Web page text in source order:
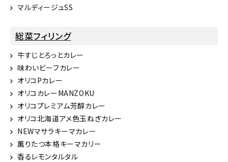
マルディージュSS
総菜フィリング
牛すじとろっとカレー
味わいビーフカレー
オリコPカレー
オリコカレーMANZOKU
オリコプレミアム芳醇カレー
オリコ北海道アメ色玉ねぎカレー
NEWマサラキーマカレー
薫りたつ本格キーマカリー
香るレモンタルタル